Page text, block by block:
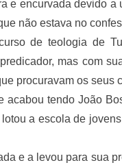
e encurvada devido
não estava no
de teologia de
mas com
procuravam os seus
acabou tendo João
a escola de
e a levou para sua